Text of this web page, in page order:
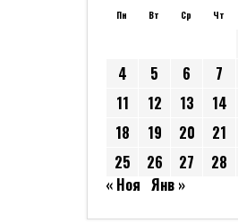
Пн Вт Ср Чт
4
5 6 7
11
12 13 14
18
19 20 21
25
26 27 28
« Ноя Янв »